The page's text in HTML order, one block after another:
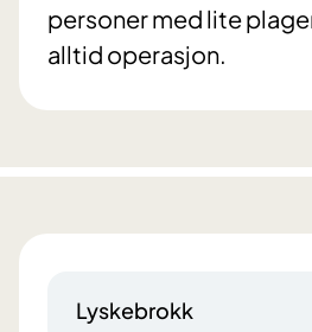
personer med lite
alltid operasjon.
Lyskebrokk